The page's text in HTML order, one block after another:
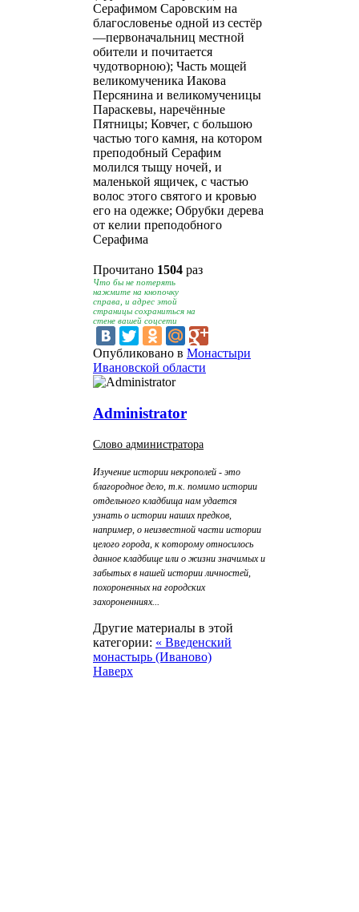
Серафимом Саровским на
благословенье одной из сестёр
—первоначальниц местной
обители и почитается
чудотворною); Часть мощей
великомученика Иакова
Персянина и великомученицы
Параскевы, наречённые
Пятницы; Ковчег, с большою
частью того камня, на котором
преподобный Серафим
молился тыщу ночей, и
маленькой ящичек, с частью
волос этого святого и кровью
его на одежке; Обрубки дерева
от келии преподобного
Серафима
Прочитано 1504 раз
Что бы не потерять
нажмите на кнопочку
справа, и адрес этой
страницы сохраниться на
стене вашей соцсети
Опубликовано в Монастыри
Ивановской области
Administrator
Слово администратора
Изучение истории некрополей - это
благородное дело, т.к. помимо истории
отдельного кладбища нам удается
узнать о истории наших предков,
например, о неизвестной части истории
целого города, к которому относилось
данное кладбище или о жизни значимых и
забытых в нашей истории личностей,
похороненных на городских
захороненниях...
Другие материалы в этой
категории: « Введенский
монастырь (Иваново)
Наверх